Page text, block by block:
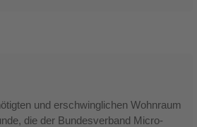
und erschwinglichen Wohnraum
die der Bundesverband Micro-